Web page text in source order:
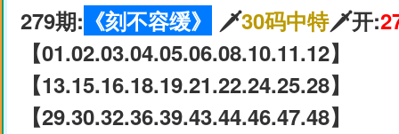
279期: 《刻不容缓》 🗡30码中特🗡开:
【01.02.03.04.05.06.08.10.11.12】
【13.15.16.18.19.21.22.24.25.28】
【29.30.32.36.39.43.44.46.47.48】